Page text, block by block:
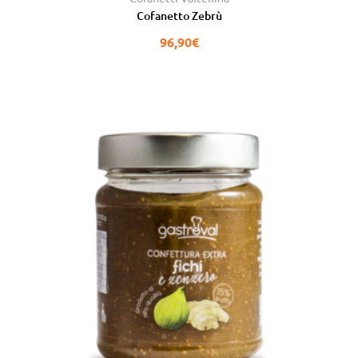
Cofanetto Zebrù
96,90€